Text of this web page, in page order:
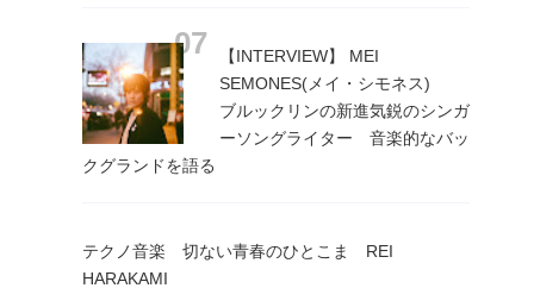
【INTERVIEW】 MEI
SEMONES(メイ・シモネス)
ブルックリンの新進気鋭のシンガ
ーソングライター 音楽的なバッ
クグランドを語る
テクノ音楽 切ない青春のひとこま REI
HARAKAMI